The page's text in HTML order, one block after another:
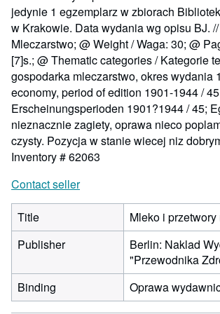
jedynie 1 egzemplarz w zbiorach
w Krakowie. Data wydania wg opisu BJ.
Mleczarstwo; @ Weight / Waga: 30; @
[7]s.; @ Thematic categories / Kategorie
gospodarka mleczarstwo, okres wydania
economy, period of edition 1901-1944 /
Erscheinungsperioden 1901?1944 / 45;
nieznacznie zagiety, oprawa nieco
czysty. Pozycja w stanie wiecej niz
Inventory # 62063
Contact seller
Title
Mleko i
Publisher
Berlin: Naklad
"Przewodnika
Binding
Oprawa